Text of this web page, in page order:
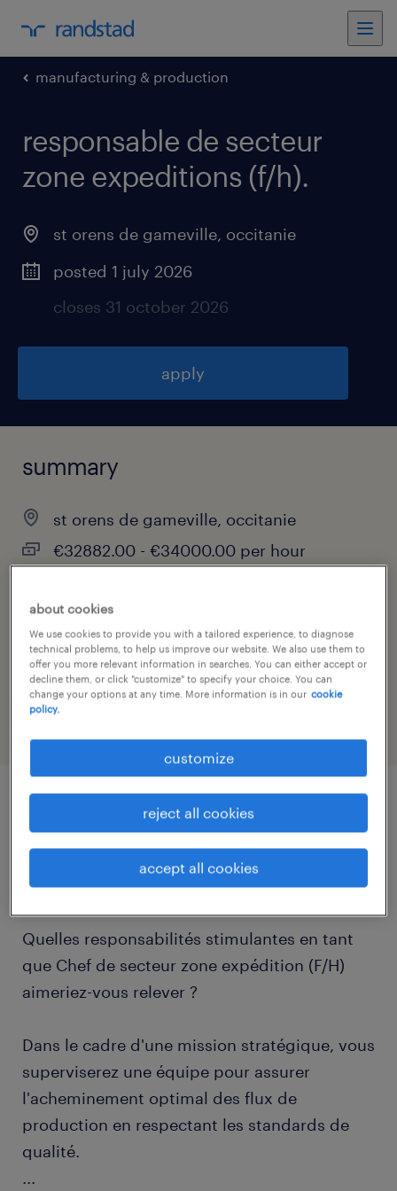
manufacturing & production
responsable de secteur
zone expeditions (f/h).
st orens de gameville, occitanie
posted 1 july 2026
closes 31 october 2026
apply
summary
st orens de gameville, occitanie
€32882.00 - €34000.00 per hour
job category
manufacturing & production
job details
descriptif du poste
Quelles responsabilités stimulantes en tant
que Chef de secteur zone expédition (F/H)
aimeriez-vous relever ?
Dans le cadre d'une mission stratégique, vous
superviserez une équipe pour assurer
l'acheminement optimal des flux de
production en respectant les standards de
qualité.
...
about cookies
We use cookies to provide you with a tailored experience, to diagnose
technical problems, to help us improve our website. We also use them to
offer you more relevant information in searches. You can either accept or
decline them, or click "customize" to specify your choice. You can
change your options at any time. More information is in our cookie
policy.
customize
reject all cookies
accept all cookies